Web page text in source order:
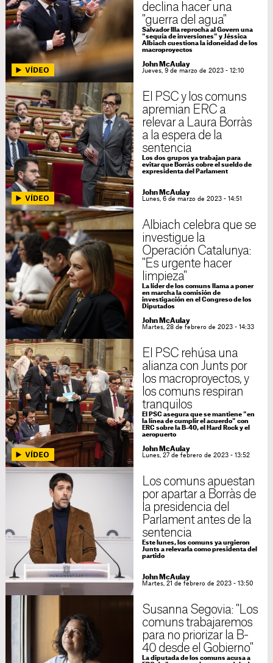
declina hacer una
"guerra del agua"
Salvador Illa reprocha al Govern una
"sequía de inversiones" y Jéssica
Albiach cuestiona la idoneidad de los
macroproyectos
John McAulay
Jueves, 9 de marzo de 2023 - 12:10
El PSC y los comuns
apremian ERC a
relevar a Laura Borràs
a la espera de la
sentencia
Los dos grupos ya trabajan para
evitar que Borràs cobre el sueldo de
expresidenta del Parlament
John McAulay
Lunes, 6 de marzo de 2023 - 14:51
Albiach celebra que se
investigue la
Operación Catalunya:
"Es urgente hacer
limpieza"
La líder de los comuns llama a poner
en marcha la comisión de
investigación en el Congreso de los
Diputados
John McAulay
Martes, 28 de febrero de 2023 - 14:33
El PSC rehúsa una
alianza con Junts por
los macroproyectos, y
los comuns respiran
tranquilos
El PSC asegura que se mantiene "en
la línea de cumplir el acuerdo" con
ERC sobre la B-40, el Hard Rock y el
aeropuerto
John McAulay
Lunes, 27 de febrero de 2023 - 13:52
Los comuns apuestan
por apartar a Borràs de
la presidencia del
Parlament antes de la
sentencia
Este lunes, los comuns ya urgieron
Junts a relevarla como presidenta del
partido
John McAulay
Martes, 21 de febrero de 2023 - 13:50
Susanna Segovia: "Los
comuns trabajaremos
para no priorizar la B-
40 desde el Gobierno"
La diputada de los comuns acusa a